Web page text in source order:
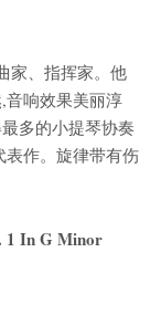
家、指挥家。他
音响效果美丽淳
多的小提琴协奏
表作。旋律带有伤
1 In G Minor